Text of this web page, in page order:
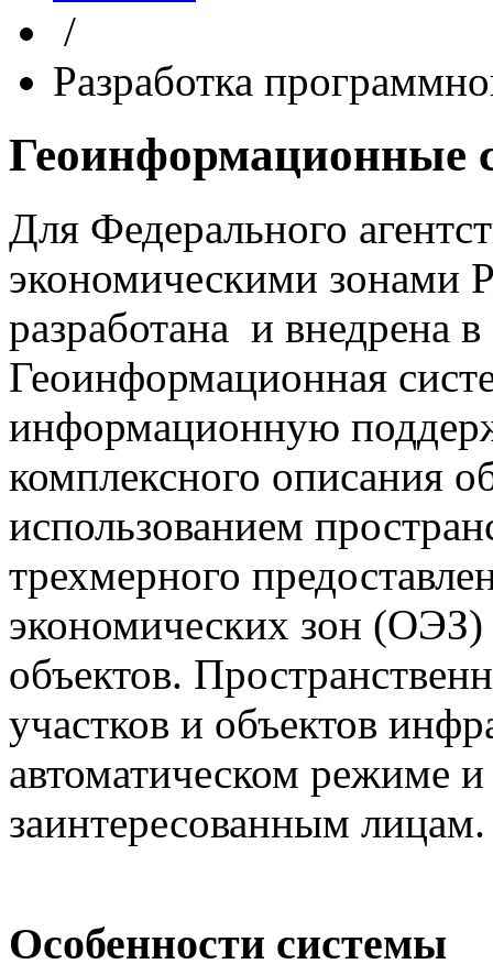
/
Разработка
Геоинформационные
Для Федерального
экономическими зонами
разработана и внедрена
Геоинформационная
информационную
комплексного описания
использованием
трехмерного
экономических зон
объектов.
участков и объектов
автоматическом режиме
заинтересованным лицам.
Особенности системы